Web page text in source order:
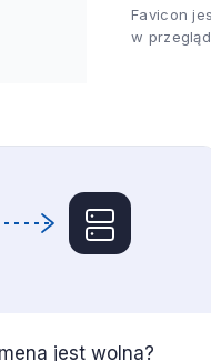
Favicon
w
jest wolna?